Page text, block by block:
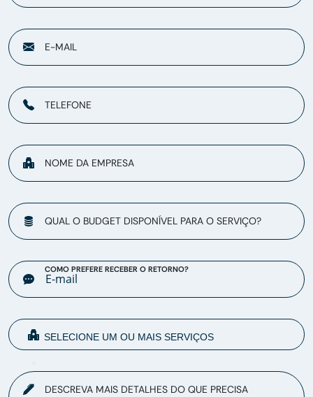
E-MAIL
TELEFONE
NOME DA EMPRESA
QUAL O BUDGET DISPONÍVEL PARA O SERVIÇO?
COMO PREFERE RECEBER O RETORNO?
DESCREVA MAIS DETALHES DO QUE PRECISA